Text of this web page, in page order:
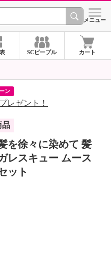
CHANNEL シメニュー
SCピープル カート
ン
レゼント！
品
を徐々に染めて 髪
レスキュー ムース
ット